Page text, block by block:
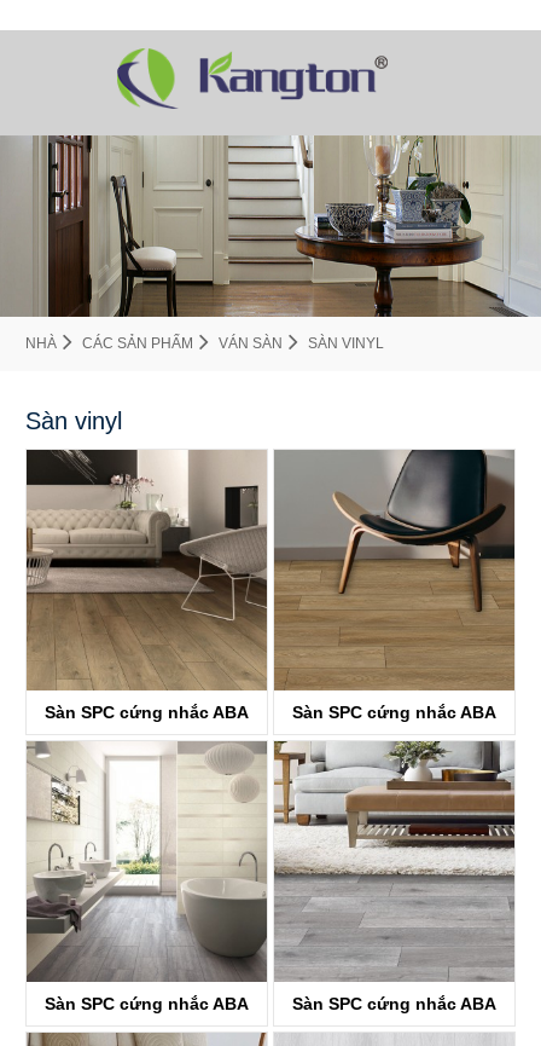
NHÀ CÁC SẢN PHẨM VÁN SÀN SÀN VINYL
Sàn vinyl
Sàn SPC cứng nhắc ABA
KTV8033
Sàn SPC cứng nhắc ABA
KTV8034
Sàn SPC cứng nhắc ABA Sàn SPC cứng nhắc ABA